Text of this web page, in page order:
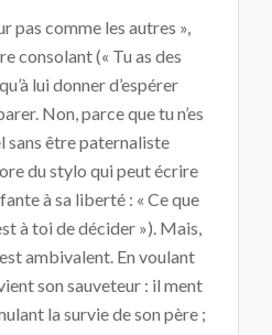
pas comme les autres »,
consolant (« Tu as des
lui donner d’espérer
Non, parce que tu n’es
sans être paternaliste
du stylo qui peut écrire
à sa liberté : « Ce que
à toi de décider »). Mais,
ambivalent. En voulant
son sauveteur : il ment
la survie de son père ;